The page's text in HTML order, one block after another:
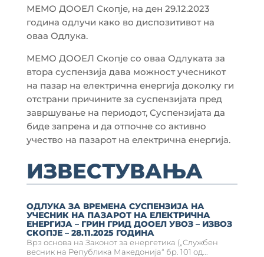
МЕМО ДООЕЛ Скопје, на ден 29.12.2023
година одлучи како во диспозитивот на
оваа Одлука.
МЕМО ДООЕЛ Скопје со оваа Одлуката за
втора суспензија дава можност учесникот
на пазар на електрична енергија доколку ги
отстрани причините за суспензијата пред
завршување на периодот, Суспензијата да
биде запрена и да отпочне со активно
учество на пазарот на електрична енергија.
ИЗВЕСТУВАЊА
ОДЛУКА ЗА ВРЕМЕНА СУСПЕНЗИЈА НА
УЧЕСНИК НА ПАЗАРОТ НА ЕЛЕКТРИЧНА
ЕНЕРГИЈА – ГРИН ГРИД ДООЕЛ УВОЗ – ИЗВОЗ
СКОПЈЕ – 28.11.2025 ГОДИНА
Врз основа на Законот за енергетика („Службен
весник на Република Македонија“ бр. 101 од...